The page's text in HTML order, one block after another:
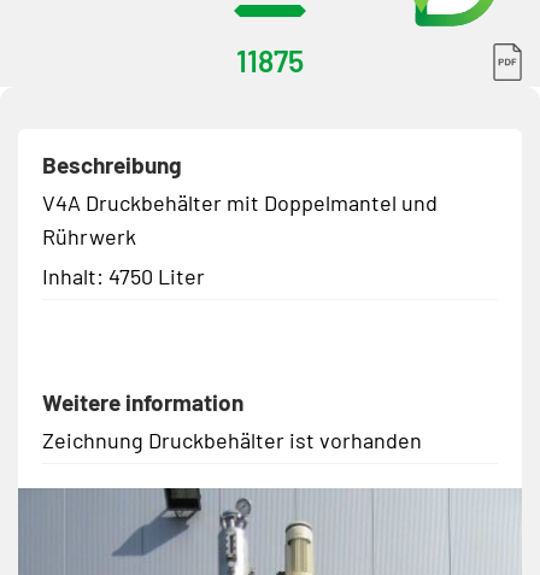
11875
Beschreibung
V4A Druckbehälter mit Doppelmantel und
Rührwerk
Inhalt: 4750 Liter
Weitere information
Zeichnung Druckbehälter ist vorhanden